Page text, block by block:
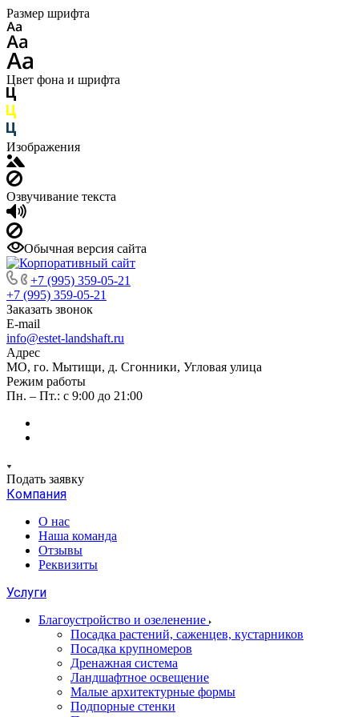
Размер шрифта
Цвет фона и шрифта
Изображения
Озвучивание текста
Обычная версия сайта
+7 (995) 359-05-21
+7 (995) 359-05-21
Заказать звонок
E-mail
info@estet-landshaft.ru
Адрес
МО, го. Мытищи, д. Сгонники, Угловая улица
Режим работы
Пн. – Пт.: с 9:00 до 21:00
Подать заявку
Компания
О нас
Наша команда
Отзывы
Реквизиты
Услуги
Благоустройство и озеленение
Посадка растений, саженцев, кустарников
Посадка крупномеров
Дренажная система
Ландшафтное освещение
Малые архитектурные формы
Подпорные стенки